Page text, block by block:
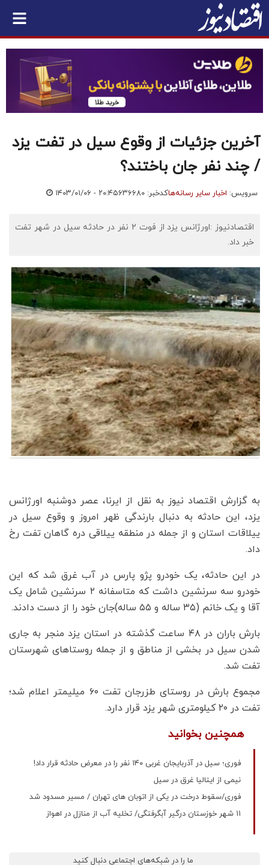
آخرین جزئیات از وقوع سیل در تفت یزد
/ چند نفر جان باختند؟
سرویس: اخبار سایر رسانه‌هاکدخبر: ۶۳۶۶۸۰ ۱۴۰۳/۰۱/۰۶ - ۲۰:۴۵
اقتصادنیوز :اورژانس یزد از فوت ۲ نفر در حادثه سیل در شهر تفت
خبر داد.
به گزارش اقتصاد نیوز به نقل از ایرنا، عصر دوشنبه اورژانس
یزد، این حادثه به دنبال بارندگی ظهر امروز و وقوع سیل در
ییلاقات استان و از جمله در منطقه ییلاقی دره گاهان تفت رخ
داد.
در این حادثه، یک خودرو پژو پارس در آب غرق شد که این
خودرو سه سرنشین داشت که متاسفانه ۲ سرنشین شامل یک
آقا و یک خانم (۳۵ ساله و ۵۵ ساله)جان خود را از دست دادند.
بارش باران در ۴۸ ساعت گذشته در استان یزد منجر به جاری
شدن سیل در بخشی از مناطق و از جمله روستاهای شهرستان
تفت شد.
مجموع بارش در روستای طزرجان تفت ۶۰ میلیمتر اعلام شد؛
تفت در ۲۰ کیلومتری شهر یزد قرار دارد.
همچنین بخوانید
فوری؛ سیل در آذربایجان غربی ۱۴۰ نفر را در معرض حادثه قرار داد!
نیمی از ایتالیا غرق در سیل
فوری/سقوط درخت در یکی از اتوبان های تهران / مسیر مسدود شد
۱۱ شهر خوزستان درگیر آبگرفتگی‌/ تخلیه آب از منازل در اهواز
ما را در شبکه‌های اجتماعی دنبال کنید